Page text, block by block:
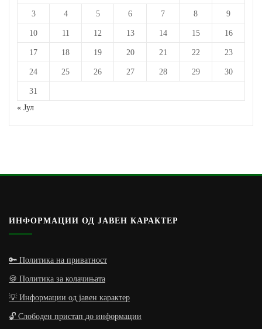
3 4 5 6 7 8 9
10 11 12 13 14 15 16
17 18 19 20 21 22 23
24 25 26 27 28 29 30
31
« Јул
ИНФОРМАЦИИ ОД ЈАВЕН КАРАКТЕР
🔑 Политика на приватност
🍪 Политика за колачињата
💡 Информации од јавен карактер
🔓 Слободен пристап до информации